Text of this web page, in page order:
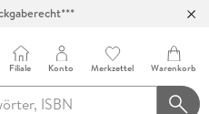
Filiale Konto Merkzettel Warenkorb